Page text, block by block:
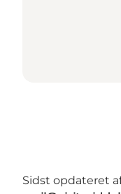
Sidst opdateret